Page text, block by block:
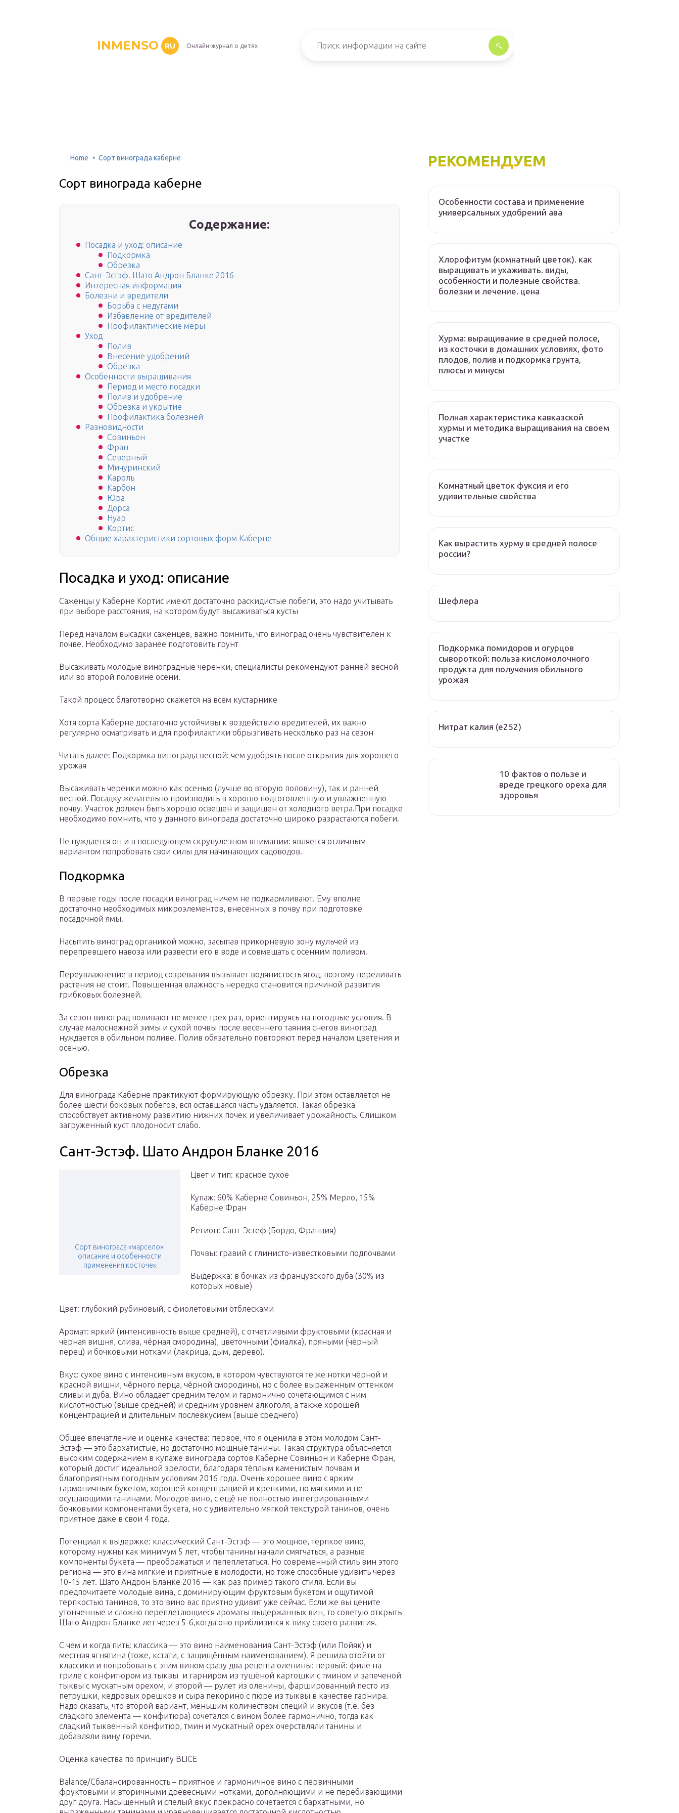
INMENSO RU Онлайн-журнал о детях
Home Сорт винограда каберне
Сорт винограда каберне
Содержание:
Посадка и уход: описание
Подкормка
Обрезка
Сант-Эстэф. Шато Андрон Бланке 2016
Интересная информация
Болезни и вредители
Борьба с недугами
Избавление от вредителей
Профилактические меры
Уход
Полив
Внесение удобрений
Обрезка
Особенности выращивания
Период и место посадки
Полив и удобрение
Обрезка и укрытие
Профилактика болезней
Разновидности
Совиньон
Фран
Северный
Мичуринский
Кароль
Карбон
Юра
Дорса
Нуар
Кортис
Общие характеристики сортовых форм Каберне
Посадка и уход: описание
Саженцы у Каберне Кортис имеют достаточно раскидистые побеги, это надо учитывать
при выборе расстояния, на котором будут высаживаться кусты
Перед началом высадки саженцев, важно помнить, что виноград очень чувствителен к
почве. Необходимо заранее подготовить грунт
Высаживать молодые виноградные черенки, специалисты рекомендуют ранней весной
или во второй половине осени.
Такой процесс благотворно скажется на всем кустарнике
Хотя сорта Каберне достаточно устойчивы к воздействию вредителей, их важно
регулярно осматривать и для профилактики обрызгивать несколько раз на сезон
Читать далее: Подкормка винограда весной: чем удобрять после открытия для хорошего
урожая
Высаживать черенки можно как осенью (лучше во вторую половину), так и ранней
весной. Посадку желательно производить в хорошо подготовленную и увлажненную
почву. Участок должен быть хорошо освещен и защищен от холодного ветра.При посадке
необходимо помнить, что у данного винограда достаточно широко разрастаются побеги.
Не нуждается он и в последующем скрупулезном внимании: является отличным
вариантом попробовать свои силы для начинающих садоводов.
Подкормка
В первые годы после посадки виноград ничем не подкармливают. Ему вполне
достаточно необходимых микроэлементов, внесенных в почву при подготовке
посадочной ямы.
Насытить виноград органикой можно, засыпав прикорневую зону мульчей из
перепревшего навоза или развести его в воде и совмещать с осенним поливом.
Переувлажнение в период созревания вызывает водянистость ягод, поэтому переливать
растения не стоит. Повышенная влажность нередко становится причиной развития
грибковых болезней.
За сезон виноград поливают не менее трех раз, ориентируясь на погодные условия. В
случае малоснежной зимы и сухой почвы после весеннего таяния снегов виноград
нуждается в обильном поливе. Полив обязательно повторяют перед началом цветения и
осенью.
Обрезка
Для винограда Каберне практикуют формирующую обрезку. При этом оставляется не
более шести боковых побегов, вся оставшаяся часть удаляется. Такая обрезка
способствует активному развитию нижних почек и увеличивает урожайность. Слишком
загруженный куст плодоносит слабо.
Сант-Эстэф. Шато Андрон Бланке 2016
Сорт винограда «марсело»:
описание и особенности
применения косточек
Цвет и тип: красное сухое
Купаж: 60% Каберне Совиньон, 25% Мерло, 15%
Каберне Фран
Регион: Сант-Эстеф (Бордо, Франция)
Почвы: гравий с глинисто-известковыми подпочвами
Выдержка: в бочках из французского дуба (30% из
которых новые)
Цвет: глубокий рубиновый, с фиолетовыми отблесками
Аромат: яркий (интенсивность выше средней), с отчетливыми фруктовыми (красная и
чёрная вишня, слива, чёрная смородина), цветочными (фиалка), пряными (чёрный
перец) и бочковыми нотками (лакрица, дым, дерево).
Вкус: сухое вино с интенсивным вкусом, в котором чувствуются те же нотки чёрной и
красной вишни, чёрного перца, чёрной смородины, но с более выраженным оттенком
сливы и дуба. Вино обладает средним телом и гармонично сочетающимся с ним
кислотностью (выше средней) и средним уровнем алкоголя, а также хорошей
концентрацией и длительным послевкусием (выше среднего)
Общее впечатление и оценка качества: первое, что я оценила в этом молодом Сант-
Эстэф — это бархатистые, но достаточно мощные танины. Такая структура объясняется
высоким содержанием в купаже винограда сортов Каберне Совиньон и Каберне Фран,
который достиг идеальной зрелости, благодаря тёплым каменистым почвам и
благоприятным погодным условиям 2016 года. Очень хорошее вино с ярким
гармоничным букетом, хорошей концентрацией и крепкими, но мягкими и не
осушающими танинами. Молодое вино, с ещё не полностью интегрированными
бочковыми компонентами букета, но с удивительно мягкой текстурой танинов, очень
приятное даже в свои 4 года.
Потенциал к выдержке: классический Сант-Эстэф — это мощное, терпкое вино,
которому нужны как минимум 5 лет, чтобы танины начали смягчаться, а разные
компоненты букета — преображаться и пепеплетаться. Но современный стиль вин этого
региона — это вина мягкие и приятные в молодости, но тоже способные удивить через
10-15 лет. Шато Андрон Бланке 2016 — как раз пример такого стиля. Если вы
предпочитаете молодые вина, с доминирующим фруктовым букетом и ощутимой
терпкостью танинов, то это вино вас приятно удивит уже сейчас. Если же вы цените
утонченные и сложно переплетающиеся ароматы выдержанных вин, то советую открыть
Шато Андрон Бланке лет через 5-6,когда оно приблизится к пику своего развития.
С чем и когда пить: классика — это вино наименования Сант-Эстэф (или Пойяк) и
местная ягнятина (тоже, кстати, с защищённым наименованием). Я решила отойти от
классики и попробовать с этим вином сразу два рецепта оленины: первый: филе на
гриле с конфитюром из тыквы и гарниром из тушёной картошки с тмином и запеченой
тыквы с мускатным орехом, и второй — рулет из оленины, фаршированный песто из
петрушки, кедровых орешков и сыра пекорино с пюре из тыквы в качестве гарнира.
Надо сказать, что второй вариант, меньшим количеством специй и вкусов (т.е. без
сладкого элемента — конфитюра) сочетался с вином более гармонично, тогда как
сладкий тыквенный конфитюр, тмин и мускатный орех очерствляли танины и
добавляли вину горечи.
Оценка качества по принципу BLICE
Balance/Сбалансированность – приятное и гармоничное вино с первичными
фруктовыми и вторичными древесными нотками, дополняющими и не перебивающими
друг друга. Насыщенный и спелый вкус прекрасно сочетается с бархатными, но
РЕКОМЕНДУЕМ
Особенности состава и применение
универсальных удобрений ава
Хлорофитум (комнатный цветок). как
выращивать и ухаживать. виды,
особенности и полезные свойства.
болезни и лечение. цена
Хурма: выращивание в средней полосе,
из косточки в домашних условиях, фото
плодов, полив и подкормка грунта,
плюсы и минусы
Полная характеристика кавказской
хурмы и методика выращивания на своем
участке
Комнатный цветок фуксия и его
удивительные свойства
Как вырастить хурму в средней полосе
россии?
Шефлера
Подкормка помидоров и огурцов
сывороткой: польза кисломолочного
продукта для получения обильного
урожая
Нитрат калия (е252)
10 фактов о пользе и
вреде грецкого ореха для
здоровья